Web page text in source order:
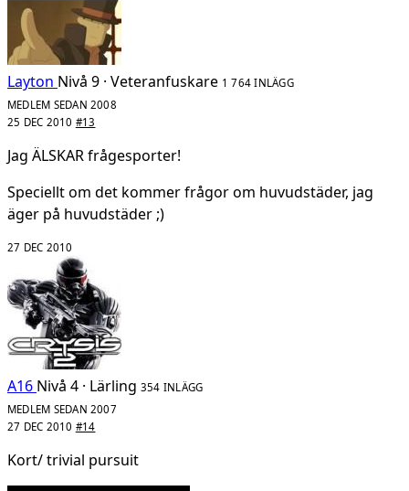
Layton Nivå 9 · Veteranfuskare 1 764 INLÄGG
MEDLEM SEDAN 2008
25 DEC 2010 #13
Jag ÄLSKAR frågesporter!
Speciellt om det kommer frågor om huvudstäder, jag
äger på huvudstäder ;)
27 DEC 2010
A16 Nivå 4 · Lärling 354 INLÄGG
MEDLEM SEDAN 2007
27 DEC 2010 #14
Kort/ trivial pursuit